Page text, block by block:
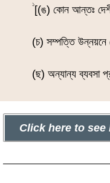
১[(ঙ) কোন আন্তঃ
(চ) সম্পত্তি
(ছ) অন্যান্য ব্যবসা
Click here to